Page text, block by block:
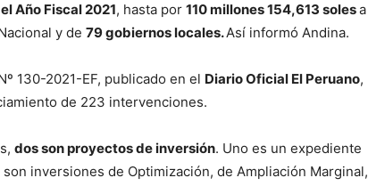
Año Fiscal 2021, hasta por 110 millones 154,613 solesa
y de 79 gobiernos locales.Así informó Andina.
130-2021-EF, publicado en el Diario Oficial El Peruano,
de 223 intervenciones.
dos son proyectos de inversión. Uno es un expediente
inversiones de Optimización, de Ampliación Marginal,